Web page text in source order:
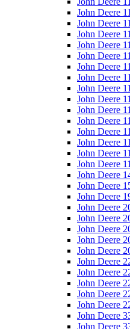
John Deere
John Deere
John Deere
John Deere
John Deere
John Deere
John Deere
John Deere
John Deere
John Deere
John Deere
John Deere
John Deere
John Deere
John Deere
John Deere
John Deere
John Deere
John Deere
John Deere
John Deere
John Deere
John Deere
John Deere
John Deere
John Deere
John Deere
John Deere
John Deere
John Deere